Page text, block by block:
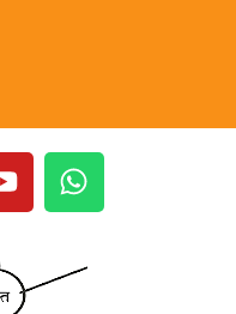
Y
o
u
u
W
h
a
s